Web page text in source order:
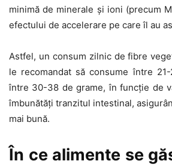
minimă de minerale și ioni (precum
efectului de accelerare pe care îl au
Astfel, un consum zilnic de fibre
le recomandat să consume între
între 30-38 de grame, în funcție de
îmbunătăți tranzitul intestinal,
mai bună.
În ce alimente se